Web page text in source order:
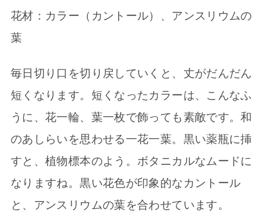
花材：カラー（カントール）、アンスリウムの
葉
毎日切り口を切り戻していくと、丈がだんだん
短くなります。短くなったカラーは、こんなふ
うに、花一輪、葉一枚で飾っても素敵です。和
のあしらいを思わせる一花一葉。黒い薬瓶に挿
すと、植物標本のよう。ボタニカルなムードに
なりますね。黒い花色が印象的なカントール
と、アンスリウムの葉を合わせています。